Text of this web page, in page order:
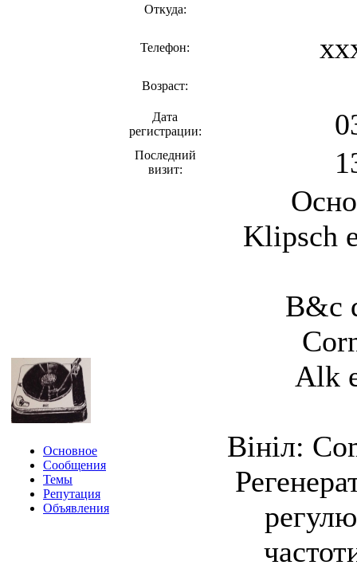
Основное
Сообщения
Темы
Репутация
Объявления
Откуда:
Телефон:
Возраст:
Дата
регистрации:
Последний
визит:
Klipsch
B&c
Alk
Вініл: